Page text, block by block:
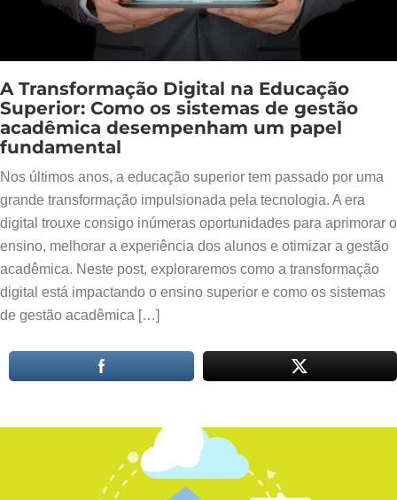
A Transformação Digital na Educação
Superior: Como os sistemas de gestão
acadêmica desempenham um papel
fundamental
Nos últimos anos, a educação superior tem passado por uma
grande transformação impulsionada pela tecnologia. A era
digital trouxe consigo inúmeras oportunidades para aprimorar o
ensino, melhorar a experiência dos alunos e otimizar a gestão
acadêmica. Neste post, exploraremos como a transformação
digital está impactando o ensino superior e como os sistemas
de gestão acadêmica […]